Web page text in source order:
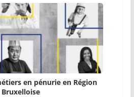
en pénurie en Région
Bruxelloise